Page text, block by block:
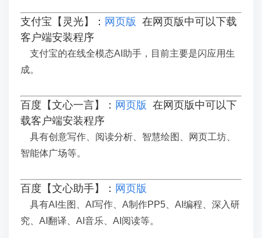
支付宝【灵光】： 网页版 在网页版中可以下载
客户端安装程序
支付宝的在线全模态AI助手，目前主要是闪应用生
成。
百度【文心一言】： 网页版 在网页版中可以下
载客户端安装程序
具有创意写作、阅读分析、智慧绘图、网页工坊、
智能体广场等。
百度【文心助手】： 网页版
具有AI生图、AI写作、A制作PP5、AI编程、深入研
究、AI翻译、AI音乐、AI阅读等。